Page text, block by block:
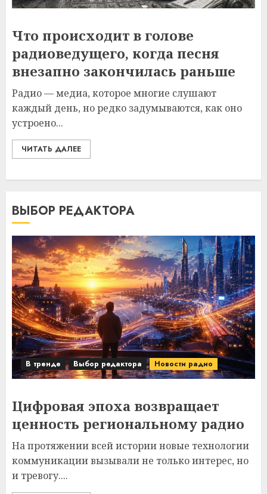
Что происходит в голове
радиоведущего, когда песня
внезапно закончилась раньше
Радио — медиа, которое многие слушают
каждый день, но редко задумываются, как оно
устроено...
ЧИТАТЬ ДАЛЕЕ
ВЫБОР РЕДАКТОРА
В тренде Выбор редактора Новости радио
Цифровая эпоха возвращает
ценность региональному радио
На протяжении всей истории новые технологии
коммуникации вызывали не только интерес, но
и тревогу....